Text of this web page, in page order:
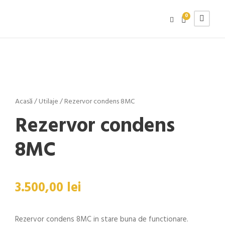
0
Acasă/Utilaje/ Rezervor condens 8MC
Rezervor condens
8MC
3.500,00 lei
Rezervor condens 8MC in stare buna de functionare.